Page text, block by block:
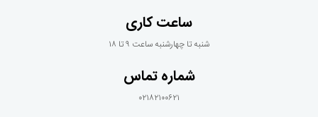
ساعت کاری
شنبه تا چهارشنبه ساعت ۹ تا ۱۸
شماره تماس
۰۲۱۸۲۱۰۰۶۲۱